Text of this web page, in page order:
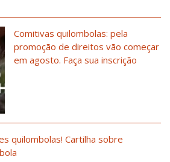
Comitivas quilombolas: pela
promoção de direitos vão começar
em agosto. Faça sua inscrição
quilombolas! Cartilha sobre